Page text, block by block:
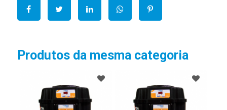
Produtos da mesma categoria